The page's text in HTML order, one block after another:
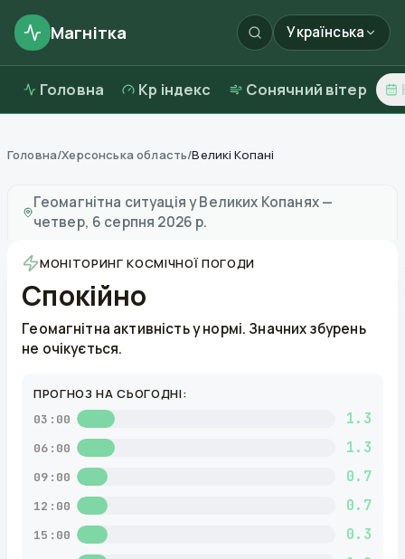
Магнітка Українська
Головна Kp індекс Сонячний вітер
Головна/Херсонська область/Великі Копані
Геомагнітна ситуація уВеликих Копанях—
четвер, 6 серпня 2026 р.
МОНІТОРИНГ КОСМІЧНОЇ ПОГОДИ
Спокійно
Геомагнітна активність у нормі. Значних збурень
не очікується.
ПРОГНОЗ НА СЬОГОДНІ:
03:00 1.3
06:00 1.3
09:00 0.7
12:00 0.7
15:00 0.3